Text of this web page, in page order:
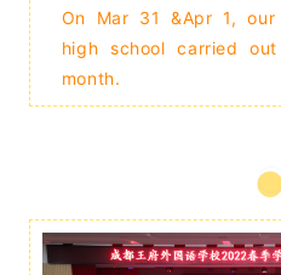
On Mar 31 &Apr 1, our
high school carried
month.